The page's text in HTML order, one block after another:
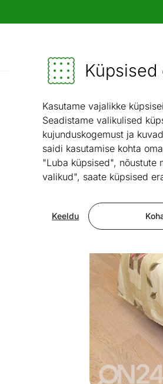
Kasutame vajalikke
Seadistame valikulised
kujunduskogemust ja
saidi kasutamise kohta
"Luba küpsised", nõustute
valikud", saate küpsised
Keeldu
Mööbel ja